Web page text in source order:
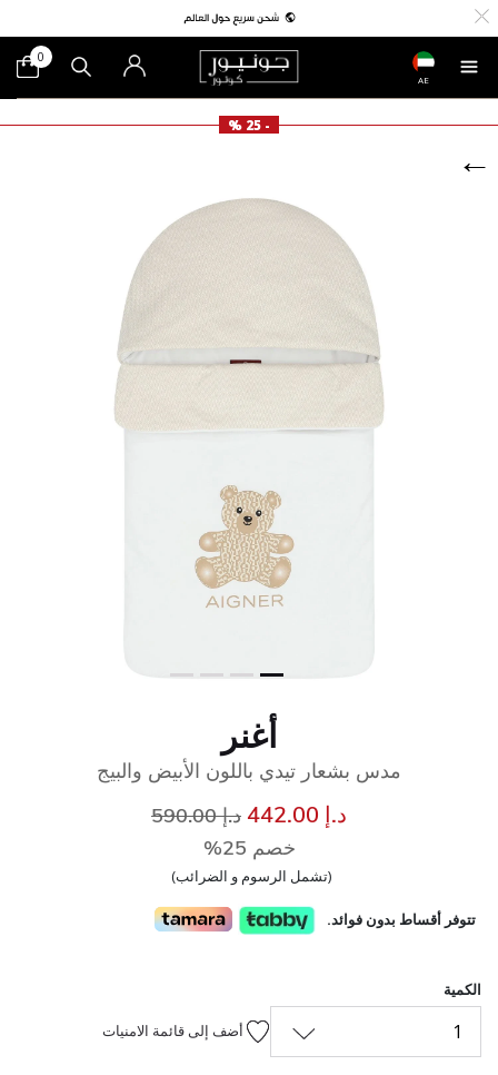
AE
0
- 25 %
أغنر
مدس بشعار تيدي باللون الأبيض والبيج
د.إ 442.00 سعر مخفض مند.إ 590.00
خصم 25%
(تشمل الرسوم و الضرائب)
تتوفر أقساط بدون فوائد.
الكمية
1 أضف إلى قائمة الامنيات